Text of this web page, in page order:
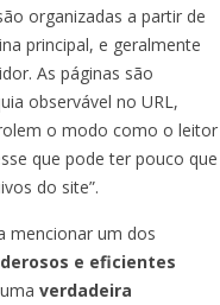
organizadas a partir de
principal, e geralmente
As páginas são
observável no URL,
o modo como o leitor
que pode ter pouco que
do site”.
mencionar um dos
e eficientes
verdadeira